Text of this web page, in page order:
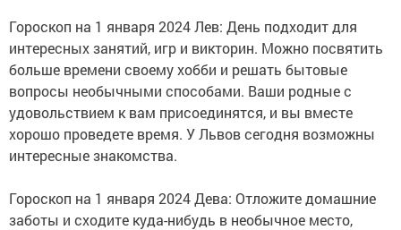
Гороскоп на 1 января 2024 Лев: День подходит для
интересных занятий, игр и викторин. Можно посвятить
больше времени своему хобби и решать бытовые
вопросы необычными способами. Ваши родные с
удовольствием к вам присоединятся, и вы вместе
хорошо проведете время. У Львов сегодня возможны
интересные знакомства.
Гороскоп на 1 января 2024 Дева: Отложите домашние
заботы и сходите куда-нибудь в необычное место,